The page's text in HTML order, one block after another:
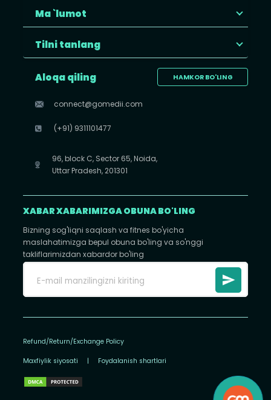
Ma `lumot
Tilni tanlang
HAMKOR BO'LING
Aloqa qiling
connect@gomedii.com
(+91) 9311101477
96, block C, Sector 65, Noida,
Uttar Pradesh, 201301
XABAR XABARIMIZGA OBUNA BO'LING
Bizning sog'liqni saqlash va fitnes bo'yicha
maslahatimizga bepul obuna bo'ling va so'nggi
takliflarimizdan xabardor bo'ling
Refund/Return/Exchange Policy
Maxfiylik siyosati | Foydalanish shartlari